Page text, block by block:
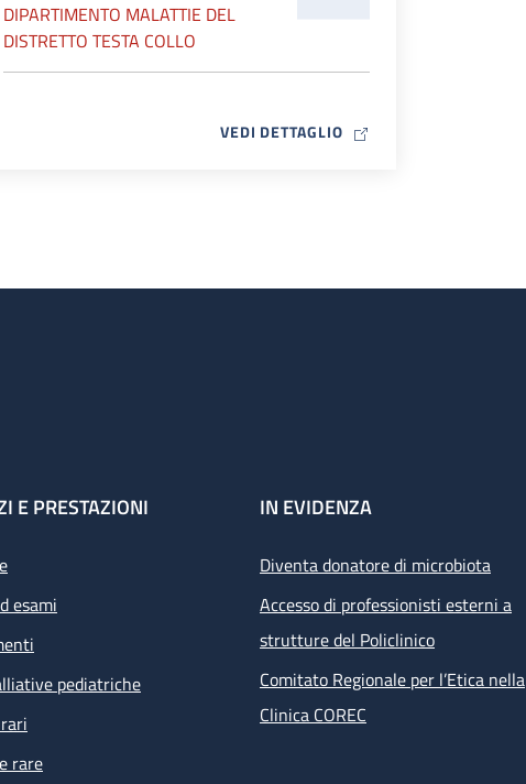
DIPARTIMENTO MALATTIE DEL
DISTRETTO TESTA COLLO
VEDI DETTAGLIOMAP ICON
E PRESTAZIONI
esami
pediatriche
rare
IN EVIDENZA
Diventa donatore di microbiota
Accesso di professionisti esterni a
strutture del Policlinico
Comitato Regionale per l’Etica nella
Clinica COREC